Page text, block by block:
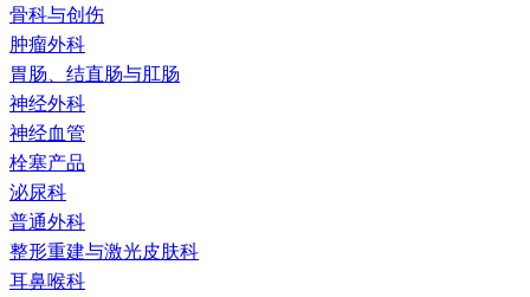
骨科与创伤
肿瘤外科
胃肠、结直肠与肛肠
神经外科
神经血管
栓塞产品
泌尿科
普通外科
整形重建与激光皮肤科
耳鼻喉科